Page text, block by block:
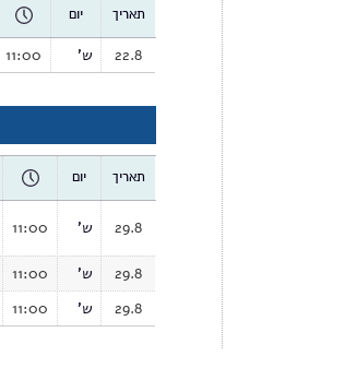
תאריך יום
22.8 ש' 11:00
תאריך יום
29.8 ש' 11:00
29.8 ש' 11:00
29.8
ש' 11:00